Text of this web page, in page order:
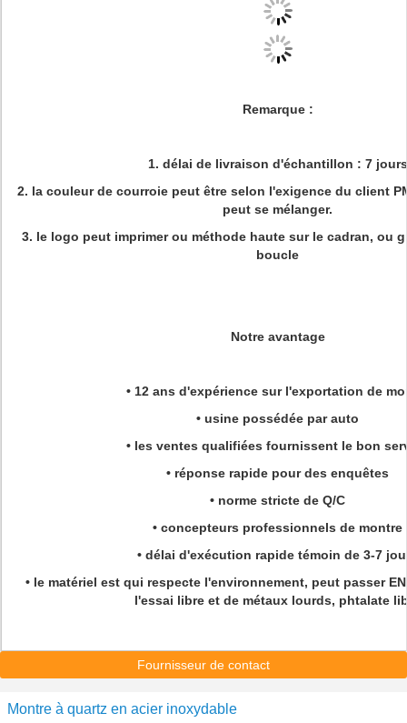
Remarque :
1. délai de livraison d'échantillon : 7 jours
2. la couleur de courroie peut être selon l'exigence du client
peut se mélanger.
3. le logo peut imprimer ou méthode haute sur le cadran, ou
boucle
Notre avantage
• 12 ans d'expérience sur l'exportation de
• usine possédée par auto
• les ventes qualifiées fournissent le bon
• réponse rapide pour des enquêtes
• norme stricte de Q/C
• concepteurs professionnels de montre
• délai d'exécution rapide témoin de 3-7
• le matériel est qui respecte l'environnement, peut passer
l'essai libre et de métaux lourds, phtalate
Fournisseur de contact
Montre à quartz en acier inoxydable